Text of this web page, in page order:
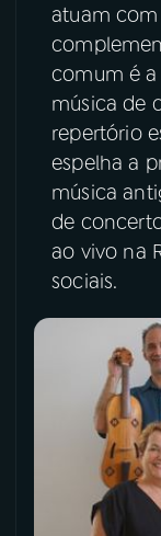
atuam
comum é
música de
repertório
espelha a
música
de
ao vivo na
sociais.